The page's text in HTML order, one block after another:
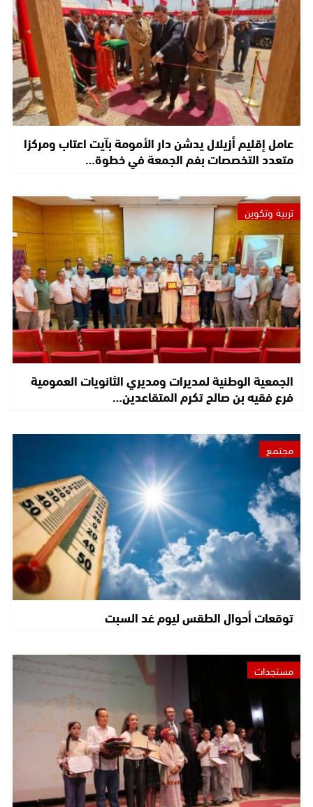
عامل إقليم أزيلال يدشن دار الأمومة بآيت اعتاب ومركزا
متعدد التخصصات بفم الجمعة في خطوة…
تربية وتكوين
الجمعية الوطنية لمديرات ومديري الثانويات العمومية
فرع فقيه بن صالح تكرم المتقاعدين…
مجتمع
توقعات أحوال الطقس ليوم غد السبت
مستجدات